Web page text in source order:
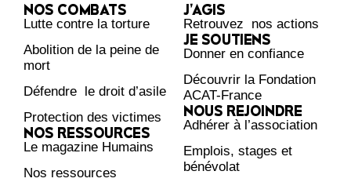
NOS COMBATS
Lutte contre la torture
Abolition de la peine de
mort
Défendre le droit d’asile
Protection des victimes
NOS RESSOURCES
Le magazine Humains
Nos ressources
J’AGIS
Retrouvez nos actions
JE SOUTIENS
Donner en confiance
Découvrir la Fondation
ACAT-France
NOUS REJOINDRE
Adhérer à l’association
Emplois, stages et
bénévolat